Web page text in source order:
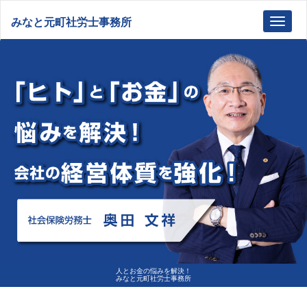
人とお金の悩みを解決！
みなと元町社労士事務所
みなと元町社労士事務所